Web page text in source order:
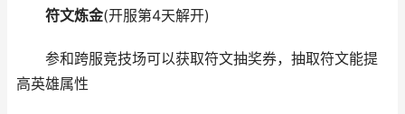
符文炼金(开服第4天解开)
参和跨服竞技场可以获取符文抽奖券，抽取符文能提
高英雄属性